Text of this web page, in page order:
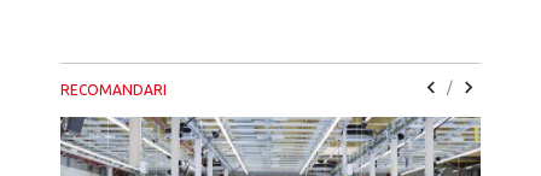
RECOMANDARI /